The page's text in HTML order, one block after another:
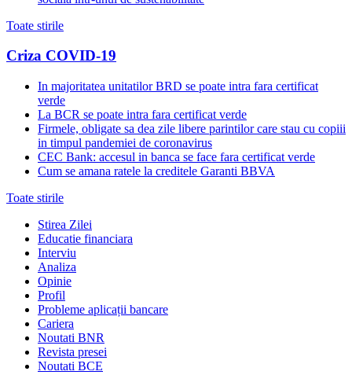
Toate stirile
Criza COVID-19
In majoritatea unitatilor BRD se poate intra fara certificat
verde
La BCR se poate intra fara certificat verde
Firmele, obligate sa dea zile libere parintilor care stau cu copiii
in timpul pandemiei de coronavirus
CEC Bank: accesul in banca se face fara certificat verde
Cum se amana ratele la creditele Garanti BBVA
Toate stirile
Stirea Zilei
Educatie financiara
Interviu
Analiza
Opinie
Profil
Probleme aplicații bancare
Cariera
Noutati BNR
Revista presei
Noutati BCE